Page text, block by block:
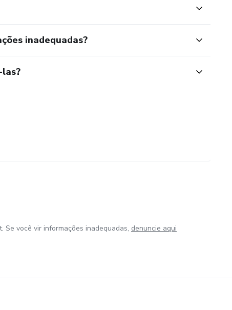
inadequadas?
você vir informações inadequadas, denuncie aqui